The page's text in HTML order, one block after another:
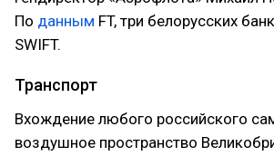
По данным FT, три белорусских
SWIFT.
Транспорт
Вхождение любого российского
воздушное пространство